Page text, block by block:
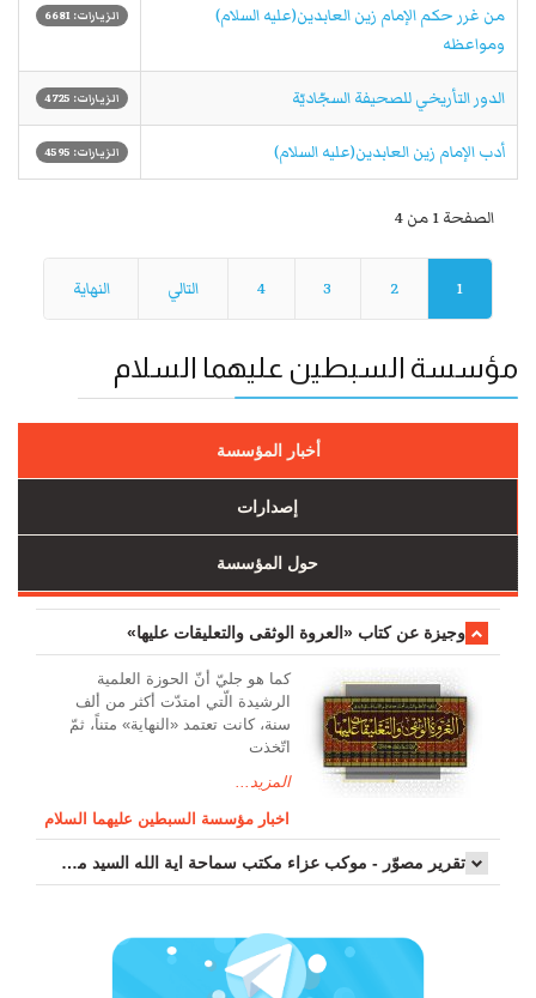
من غرر حكم الإمام زين العابدين(عليه السلام)
ومواعظه
الزيارات: 6681
الدور التأريخي للصحيفة السجّاديّة الزيارات: 4725
أدب الإمام زين العابدين(عليه السلام) الزيارات: 4595
الصفحة 1 من 4
1
2
3
4 التالي النهاية
مؤسسة السبطين عليهما السلام
أخبار المؤسسة
إصدارات
حول المؤسسة
وجیزة عن کتاب «العروة الوثقی والتعلیقات علیها»
کما هو جليّ أنّ الحوزة العلمیة
الرشیدة الّتي امتدّت أكثر من ألف
سنة، كانت تعتمد «النهاية» متناً، ثمّ
اتّخذت
المزيد...
اخبار مؤسسة السبطين عليهما السلام
تقرير مصوّر - موكب عزاء مکتب سماحة اية الله السيد مرتضى الموسوي الاصفهاني في يوم إستشهاد السيدة فاطم...